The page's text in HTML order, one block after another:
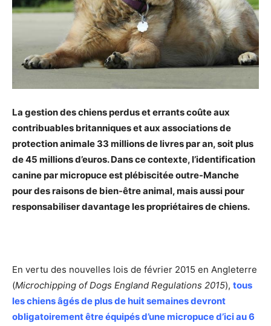
La gestion des chiens perdus et errants coûte aux
contribuables britanniques et aux associations de
protection animale 33 millions de livres par an, soit plus
de 45 millions d’euros. Dans ce contexte, l’identification
canine par micropuce est plébiscitée outre-Manche
pour des raisons de bien-être animal, mais aussi pour
responsabiliser davantage les propriétaires de chiens.
En vertu des nouvelles lois de février 2015 en Angleterre
(Microchipping of Dogs England Regulations 2015), tous
les chiens âgés de plus de huit semaines devront
obligatoirement être équipés d’une micropuce d’ici au 6